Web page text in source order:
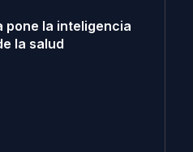
pone la inteligencia
la salud